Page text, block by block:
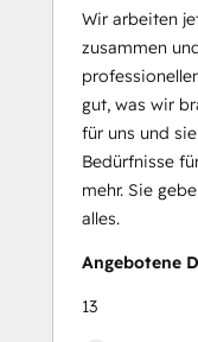
Wir arbeiten
zusammen
gut, was wir
für uns und
Bedürfnisse
mehr. Sie
alles.
Angebotene
13